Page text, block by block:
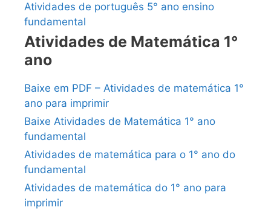
Atividades de português 5° ano ensino
fundamental
Atividades de Matemática 1°
ano
Baixe em PDF – Atividades de matemática 1°
ano para imprimir
Baixe Atividades de Matemática 1° ano
fundamental
Atividades de matemática para o 1° ano do
fundamental
Atividades de matemática do 1° ano para
imprimir